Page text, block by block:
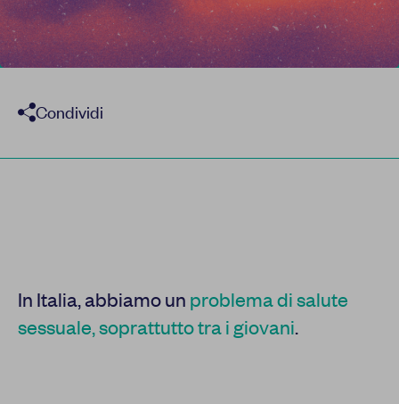
Condividi
In Italia, abbiamo un problema di salute
sessuale, soprattutto tra i giovani.